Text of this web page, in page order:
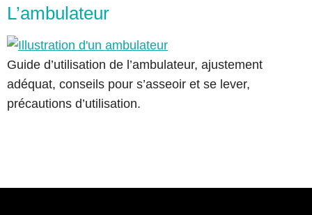
L’ambulateur
Guide d’utilisation de l’ambulateur, ajustement
adéquat, conseils pour s’asseoir et se lever,
précautions d’utilisation.